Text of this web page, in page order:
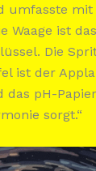
umfasste mit
Waage ist
Die
ist der
das pH-
sorgt.“